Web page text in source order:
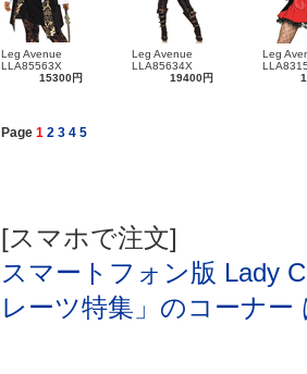
Leg Avenue
LLA85563X
15300円
Leg Avenue
LLA85634X
19400円
Leg
Page 1 2 3 4 5
[スマホで注文]
スマートフォン版 Lady
レーツ特集」のコーナー